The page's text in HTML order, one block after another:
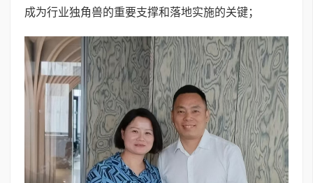
成为行业独角兽的重要支撑和落地实施的关键；